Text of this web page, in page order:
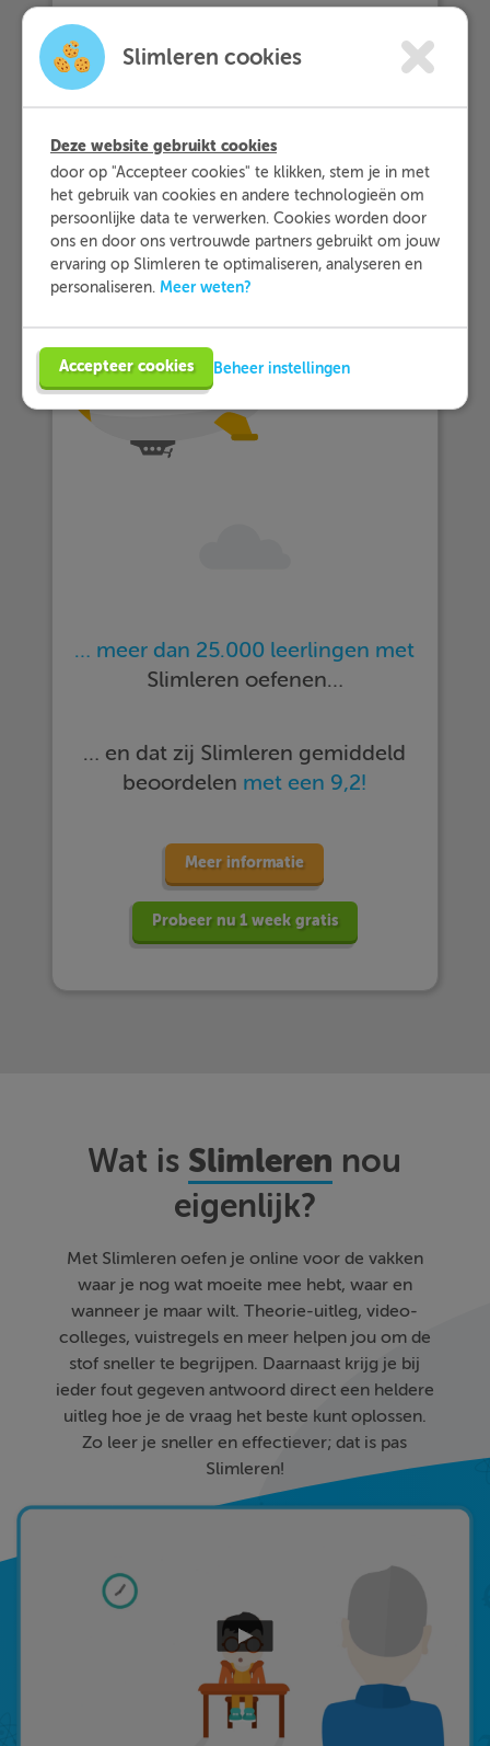
van vroeger bewaard. Hier wordt
'sommige' namelijk in combinatie met
een zelfstandig naamwoord (boeken)
… meer dan 25.000 leerlingen met
Slimleren oefenen…
… en dat zij Slimleren gemiddeld
beoordelen met een 9,2!
Meer informatie
Probeer nu 1 week gratis
Wat is Slimleren nou
eigenlijk?
Met Slimleren oefen je online voor de vakken
waar je nog wat moeite mee hebt, waar en
wanneer je maar wilt. Theorie-uitleg, video-
colleges, vuistregels en meer helpen jou om de
stof sneller te begrijpen. Daarnaast krijg je bij
ieder fout gegeven antwoord direct een heldere
uitleg hoe je de vraag het beste kunt oplossen.
Zo leer je sneller en effectiever; dat is pas
Slimleren!
Slimleren cookies
Deze website gebruikt cookies
door op "Accepteer cookies" te klikken, stem je in met
het gebruik van cookies en andere technologieën om
persoonlijke data te verwerken. Cookies worden door
ons en door ons vertrouwde partners gebruikt om jouw
ervaring op Slimleren te optimaliseren, analyseren en
personaliseren. Meer weten?
Accepteer cookies Beheer instellingen